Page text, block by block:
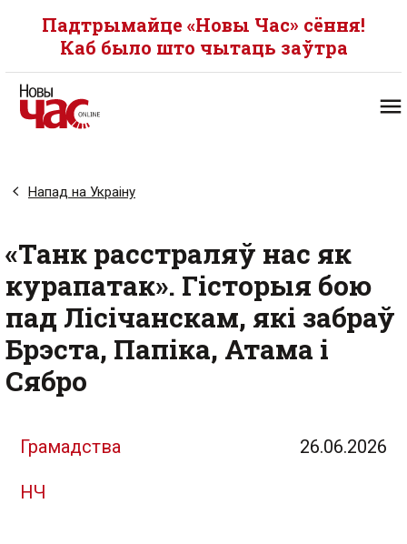
Падтрымайце «Новы Час» сёння!
Каб было што чытаць заўтра
Напад на Украіну
«Танк расстраляў нас як
курапатак». Гісторыя бою
пад Лісічанскам, які забраў
Брэста, Папіка, Атама і
Сябро
Грамадства 26.06.2026
НЧ